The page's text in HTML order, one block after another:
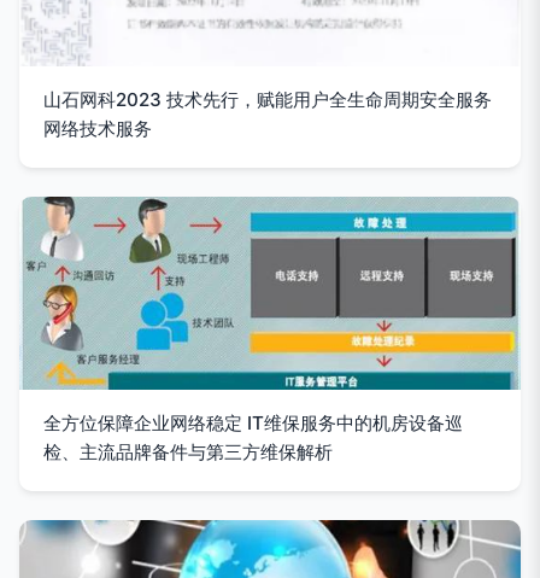
山石网科2023 技术先行，赋能用户全生命周期安全服务
网络技术服务
全方位保障企业网络稳定 IT维保服务中的机房设备巡
检、主流品牌备件与第三方维保解析